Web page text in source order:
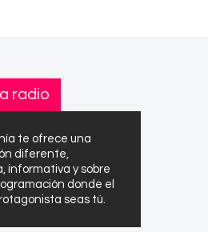
radio
te ofrece una
diferente,
informativa y sobre
donde el
seas tú.